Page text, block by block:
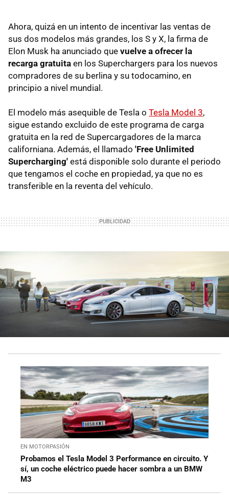
Ahora, quizá en un intento de incentivar las ventas de
sus dos modelos más grandes, los S y X, la firma de
Elon Musk ha anunciado que vuelve a ofrecer la
recarga gratuita en los Superchargers para los nuevos
compradores de su berlina y su todocamino, en
principio a nivel mundial.
El modelo más asequible de Tesla o Tesla Model 3,
sigue estando excluido de este programa de carga
gratuita en la red de Supercargadores de la marca
californiana. Además, el llamado 'Free Unlimited
Supercharging' está disponible solo durante el periodo
que tengamos el coche en propiedad, ya que no es
transferible en la reventa del vehículo.
EN MOTORPASIÓN
Probamos el Tesla Model 3 Performance en circuito. Y
sí, un coche eléctrico puede hacer sombra a un BMW
M3